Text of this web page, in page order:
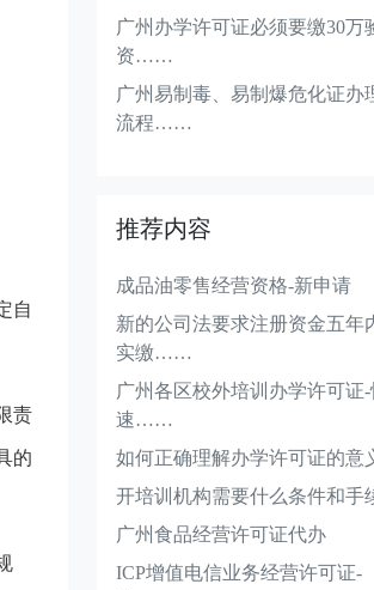
自
责
的
广州办学许可证必须要缴30万
资……
广州易制毒、易制爆危化证办
流程……
推荐内容
成品油零售经营资格-新申请
新的公司法要求注册资金五年
实缴……
广州各区校外培训办学许可证-
速……
如何正确理解办学许可证的意
开培训机构需要什么条件和手
广州食品经营许可证代办
ICP增值电信业务经营许可证-